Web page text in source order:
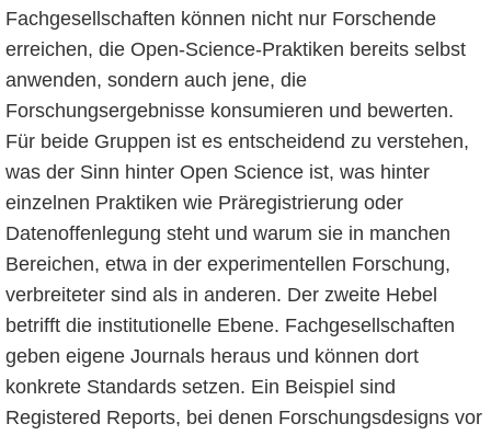
Fachgesellschaften können nicht nur Forschende
erreichen, die Open-Science-Praktiken bereits selbst
anwenden, sondern auch jene, die
Forschungsergebnisse konsumieren und bewerten.
Für beide Gruppen ist es entscheidend zu verstehen,
was der Sinn hinter Open Science ist, was hinter
einzelnen Praktiken wie Präregistrierung oder
Datenoffenlegung steht und warum sie in manchen
Bereichen, etwa in der experimentellen Forschung,
verbreiteter sind als in anderen. Der zweite Hebel
betrifft die institutionelle Ebene. Fachgesellschaften
geben eigene Journals heraus und können dort
konkrete Standards setzen. Ein Beispiel sind
Registered Reports, bei denen Forschungsdesigns vor